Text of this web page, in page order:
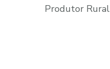
Produtor Rural